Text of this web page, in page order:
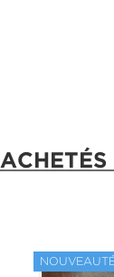
À PARAÎTRE
ACHETÉS